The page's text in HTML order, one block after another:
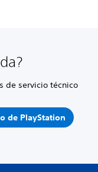
de servicio técnico
de PlayStation